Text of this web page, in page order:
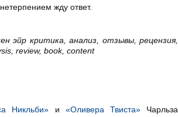
жду ответ.
эйр критика, анализ, отзывы, рецензия,
review, book, content
Никльби» и «Оливера Твиста»Чарльза